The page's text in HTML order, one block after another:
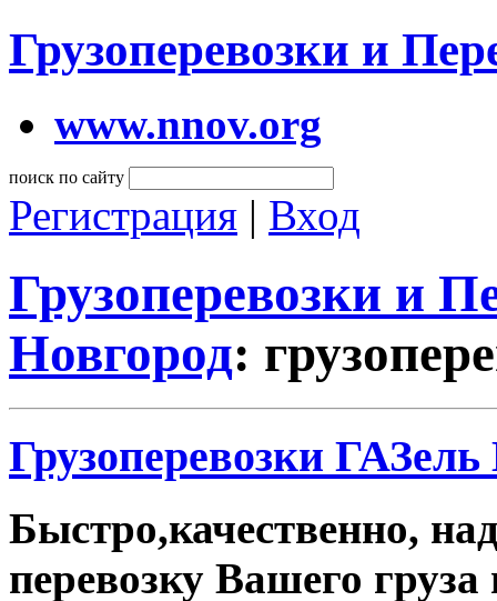
Грузоперевозки и
www.nnov.org
поиск по сайту
Регистрация | Вход
Грузоперевозки и
Новгород:
Грузоперевозки
Быстро,качественно,
перевозку Вашего